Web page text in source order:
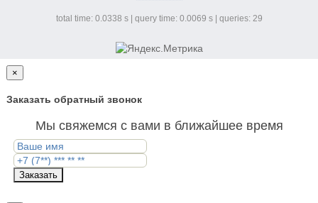
total time: 0.0338 s | query time: 0.0069 s | queries: 29
×
Заказать обратный звонок
Мы свяжемся с вами в ближайшее время
Заказать